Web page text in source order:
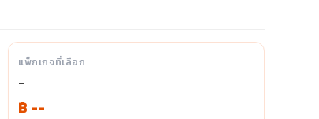
แพ็กเกจที่เลือก
-
฿ --